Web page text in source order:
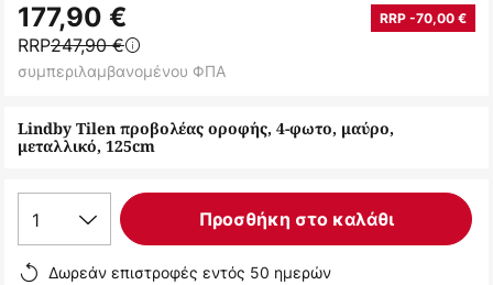
στην
αρχή
της
εικόνων
Lindby Tilen προβολέας οροφής, 4-φωτο, μαύρο,
μεταλλικό, 125cm
177,90 € RRP -70,00 €
RRP247,90 €
συμπεριλαμβανομένου ΦΠΑ
1 Προσθήκη στο καλάθι
Δωρεάν επιστροφές εντός 50 ημερών